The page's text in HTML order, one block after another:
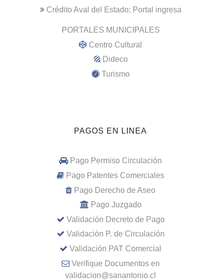
Crédito Aval del Estado; Portal ingresa
PORTALES MUNICIPALES
Centro Cultural
Dideco
Turismo
PAGOS EN LINEA
Pago Permiso Circulación
Pago Patentes Comerciales
Pago Derecho de Aseo
Pago Juzgado
Validación Decreto de Pago
Validación P. de Circulación
Validación PAT Comercial
Verifique Documentos en
validacion@sanantonio.cl